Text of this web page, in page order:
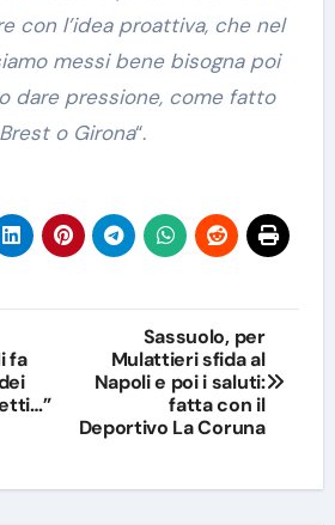
con l’idea proattiva, che nel
messi bene bisogna poi
dare pressione, come fatto
o Girona“.
fa
Sassuolo, per
Mulattieri sfida al
Napoli e poi i saluti:
fatta con il
Deportivo La Coruna